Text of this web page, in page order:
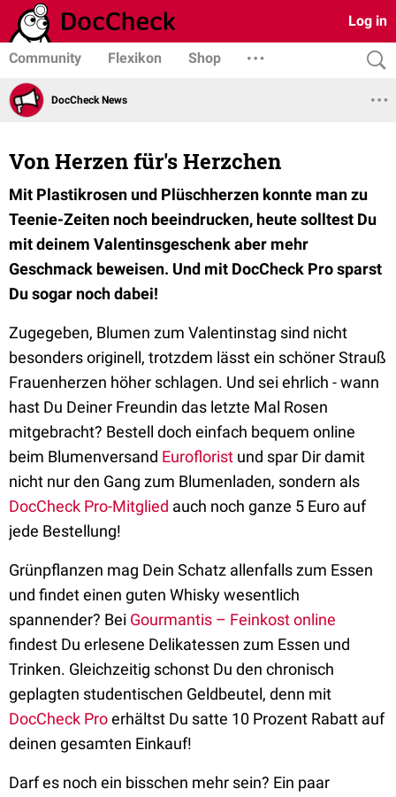
Log in
Community Flexikon Shop
DocCheck News
Von Herzen für's Herzchen
Mit Plastikrosen und Plüschherzen konnte man zu
Teenie-Zeiten noch beeindrucken, heute solltest Du
mit deinem Valentinsgeschenk aber mehr
Geschmack beweisen. Und mit DocCheck Pro sparst
Du sogar noch dabei!
Zugegeben, Blumen zum Valentinstag sind nicht
besonders originell, trotzdem lässt ein schöner Strauß
Frauenherzen höher schlagen. Und sei ehrlich - wann
hast Du Deiner Freundin das letzte Mal Rosen
mitgebracht? Bestell doch einfach bequem online
beim Blumenversand Euroflorist und spar Dir damit
nicht nur den Gang zum Blumenladen, sondern als
DocCheck Pro-Mitglied auch noch ganze 5 Euro auf
jede Bestellung!
Grünpflanzen mag Dein Schatz allenfalls zum Essen
und findet einen guten Whisky wesentlich
spannender? Bei Gourmantis – Feinkost online
findest Du erlesene Delikatessen zum Essen und
Trinken. Gleichzeitig schonst Du den chronisch
geplagten studentischen Geldbeutel, denn mit
DocCheck Proerhältst Du satte 10 Prozent Rabatt auf
deinen gesamten Einkauf!
Darf es noch ein bisschen mehr sein? Ein paar